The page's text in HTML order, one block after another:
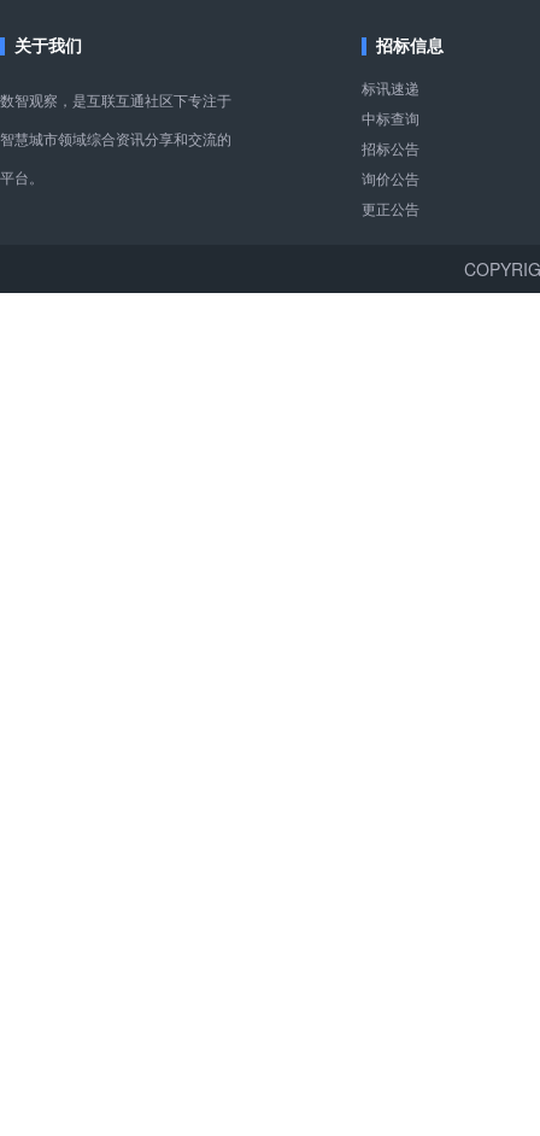
关于我们
数智观察，是互联互通社区下专注于
智慧城市领域综合资讯分享和交流的
平台。
招标信息
标讯速递
中标查询
招标公告
询价公告
更正公告